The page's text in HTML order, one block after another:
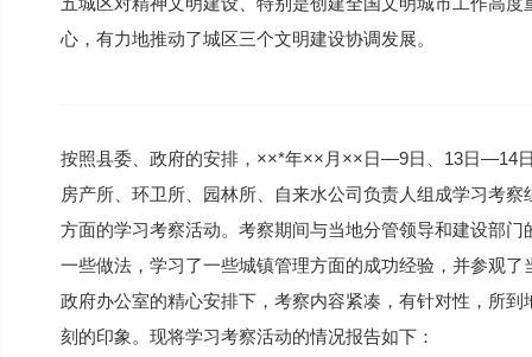
心，有力地推动了城区三个文明建设协调发展。
按照县委、政府的安排，××*年××月××日—9日、13日—14
房产所、环卫所、园林所、自来水公司负责人组成学习考
方面的学习考察活动。考察期间与当地分管领导和建设部
一些做法，学习了一些城镇管理方面的成功经验，并参观
政府办公室的精心安排下，考察内容紧凑，有针对性，所
刻的印象。现将学习考察活动的情况报告如下：